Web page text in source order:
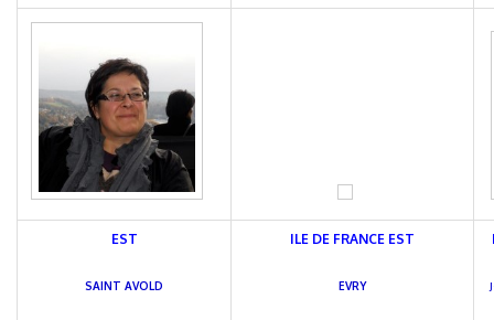
EST
SAINT AVOLD
ILE DE FRANCE EST
EVRY